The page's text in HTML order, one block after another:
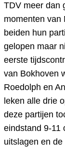
TDV meer dan
momenten van
beiden hun
gelopen maar
eerste
van Bokhoven
Roedolph en
leken alle drie
deze partijen
eindstand 9-11
uitslagen en